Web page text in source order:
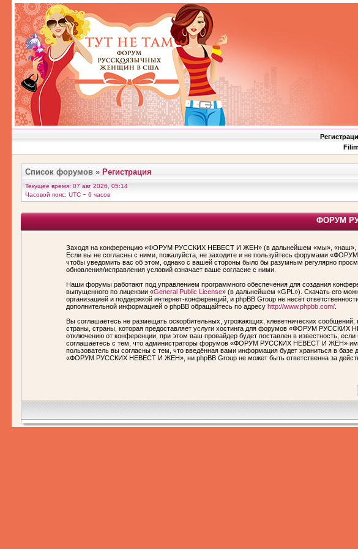
Список форумов » Регистрация
Текущее время: 07 авг 2026, 05:14
Часовой пояс: UTC − 6 часов
ФОРУМ
Заходя на конференцию «ФОРУМ РУССКИХ НЕВЕСТ И ЖЕН» (в дальнейшем «мы», «наш»,
Если вы не согласны с ними, пожалуйста, не заходите и не пользуйтесь форумами
чтобы уведомить вас об этом, однако с вашей стороны было бы разумным регулярно
обновления/исправления условий означает ваше согласие с ними.
Наши форумы работают под управлением программного обеспечения для создания
выпущенного по лицензии «General Public License» (в дальнейшем «GPL»). Скачать его
организацией и поддержкой интернет-конференций, и phpBB Group не несёт
дополнительной информацией о phpBB обращайтесь по адресу http://www.phpbb.com/.
Вы соглашаетесь не размещать оскорбительных, угрожающих, клеветнических
страны, страны, которая предоставляет услуги хостинга для форумов «ФОРУМ
отключению от конференции, при этом ваш провайдер будет поставлен в известность,
соглашаетесь с тем, что администраторы форумов «ФОРУМ РУССКИХ НЕВЕСТ И ЖЕН»
пользователь вы согласны с тем, что введённая вами информация будет храниться в
«ФОРУМ РУССКИХ НЕВЕСТ И ЖЕН», ни phpBB Group не может быть ответственна за